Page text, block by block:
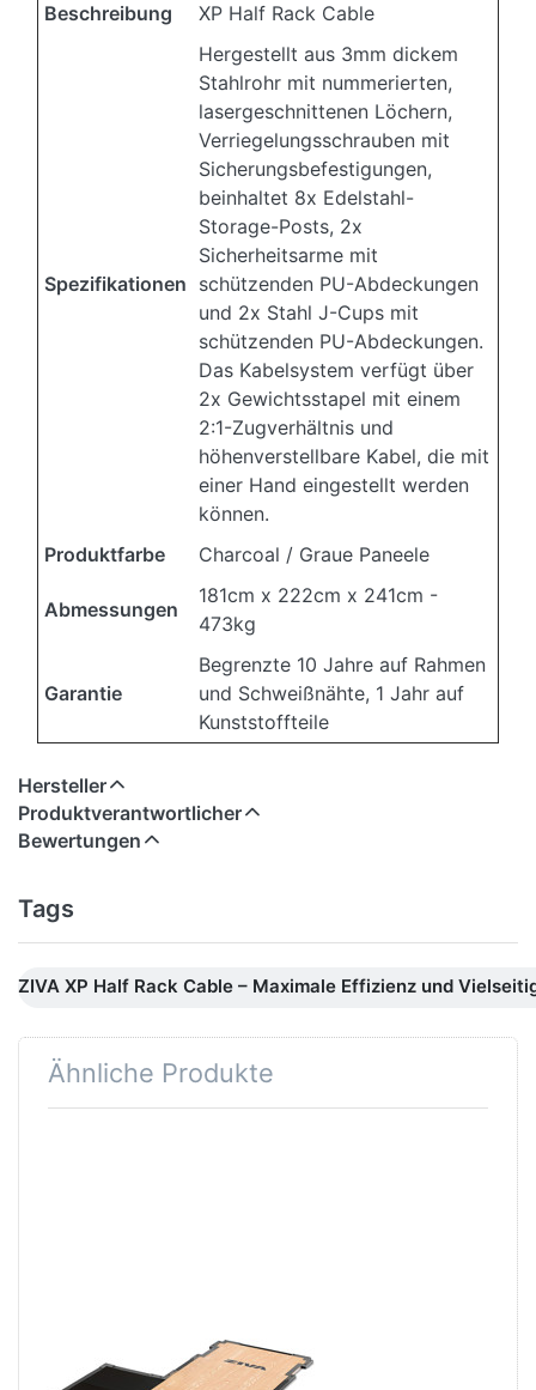
Beschreibung
XP Half Rack Cable
Spezifikationen
Hergestellt aus 3mm dickem
Stahlrohr mit nummerierten,
lasergeschnittenen Löchern,
Verriegelungsschrauben mit
Sicherungsbefestigungen,
beinhaltet 8x Edelstahl-
Storage-Posts, 2x
Sicherheitsarme mit
schützenden PU-Abdeckungen
und 2x Stahl J-Cups mit
schützenden PU-Abdeckungen.
Das Kabelsystem verfügt über
2x Gewichtsstapel mit einem
2:1-Zugverhältnis und
höhenverstellbare Kabel, die mit
einer Hand eingestellt werden
können.
Produktfarbe
Charcoal / Graue Paneele
Abmessungen
181cm x 222cm x 241cm -
473kg
Garantie
Begrenzte 10 Jahre auf Rahmen
und Schweißnähte, 1 Jahr auf
Kunststoffteile
Hersteller
Produktverantwortlicher
Bewertungen
Tags
ZIVA XP Half Rack Cable – Maximale Effizienz und
Ähnliche Produkte
Zu diesem Produkt liegen noch keine Bewertungen
PLATFORM
- 2025